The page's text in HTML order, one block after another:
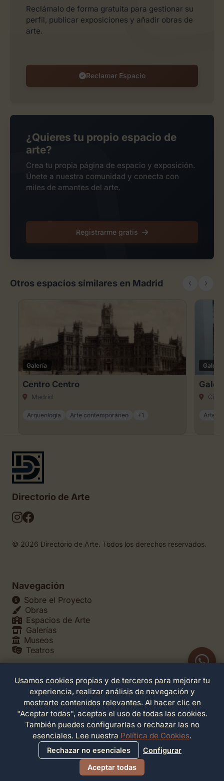
Reclámalo de forma gratuita para gestionar su
perfil, publicar exposiciones y añadir obras de
arte.
Reclamar Espacio
¿Quieres tu propio espacio de
arte?
Crea tu propia página de espacio y exposición.
Únete a nuestra comunidad y conecta con
miles de amantes del arte.
Registrarme gratis
Otros espacios similares en Madrid
Galería
Centro Centro
Madrid
Arqueología Arte contemporáneo +1
Galería
Arte
Directorio de Arte
© 2026 Directorio de Arte. Todos los derechos reservados.
Navegación
Sobre el Proyecto
Obras
Espacios de Arte
Galerías
Museos
Teatros
Legales
Política de Privacidad
Política de Cookies
Configuración de Cookies
Términos de Servicio
Contacto
Usamos cookies propias y de terceros para mejorar tu
experiencia, realizar análisis de navegación y
mostrarte contenidos relevantes. Al hacer clic en
"Aceptar todas", aceptas el uso de todas las cookies.
También puedes configurarlas o rechazar las no
esenciales. Lee nuestra Política de Cookies.
Rechazar no esenciales
Configurar
Aceptar todas